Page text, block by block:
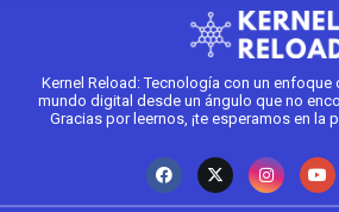
Kernel Reload: Tecnología con un enfoque
mundo digital desde un ángulo que no
Gracias por leernos, ¡te esperamos en la